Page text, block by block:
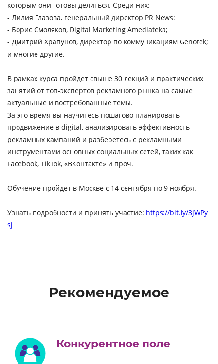
которым они готовы делиться. Среди них:
- Лилия Глазова, генеральный директор PR News;
- Борис Смоляков, Digital Marketing Amediateka;
- Дмитрий Храпунов, директор по коммуникациям Genotek;
и многие другие.
В рамках курса пройдет свыше 30 лекций и практических
занятий от топ-экспертов рекламного рынка на самые
актуальные и востребованные темы.
За это время вы научитесь пошагово планировать
продвижение в digital, анализировать эффективность
рекламных кампаний и разберетесь с рекламными
инструментами основных социальных сетей, таких как
Facebook, TikTok, «ВКонтакте» и проч.
Обучение пройдет в Москве с 14 сентября по 9 ноября.
Узнать подробности и принять участие: https://bit.ly/3jWPy
sj
Рекомендуемое
Конкурентное поле